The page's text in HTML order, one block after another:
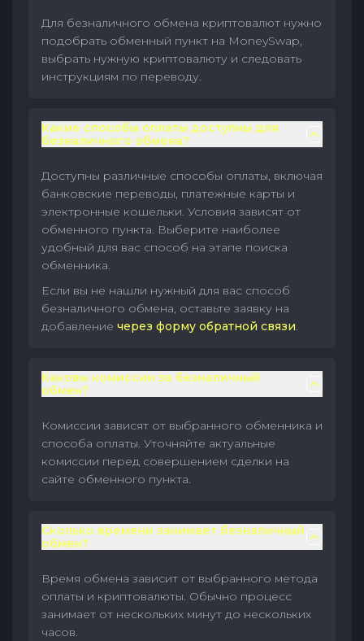
Для безналичного обмена криптовалют нужно
подобрать обменный пункт на MoneySwap,
выбрать нужную криптовалюту и следовать
инструкциям по переводу.
Какие способы оплаты доступны для
безналичного обмена?
Доступны различные способы оплаты, включая
банковские переводы, платежные карты и
электронные кошельки. Условия зависят от
обменного пункта. Выберите наиболее
удобный для вас способ на этапе поиска
обменника.
Если вы не нашли нужный для вас способ
безналичного обмена, оставьте заявку на
добавление через форму обратной связи.
Каковы комиссии за безналичный
обмен?
Комиссии зависят от выбранного обменника и
способа оплаты. Уточняйте актуальные
комиссии перед совершением сделки на
сайте обменного пункта.
Сколько времени занимает безналичный
обмен?
Время обмена зависит от выбранного метода
оплаты и криптовалюты. Обычно процесс
занимает от нескольких минут до нескольких
часов.